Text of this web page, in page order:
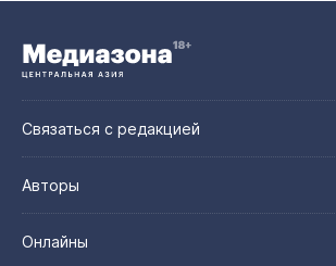
Связаться с редакцией
Авторы
Онлайны